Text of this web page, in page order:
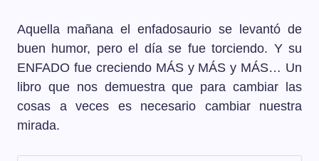
Aquella mañana el enfadosaurio se levantó de
buen humor, pero el día se fue torciendo. Y su
ENFADO fue creciendo MÁS y MÁS y MÁS… Un
libro que nos demuestra que para cambiar las
cosas a veces es necesario cambiar nuestra
mirada.